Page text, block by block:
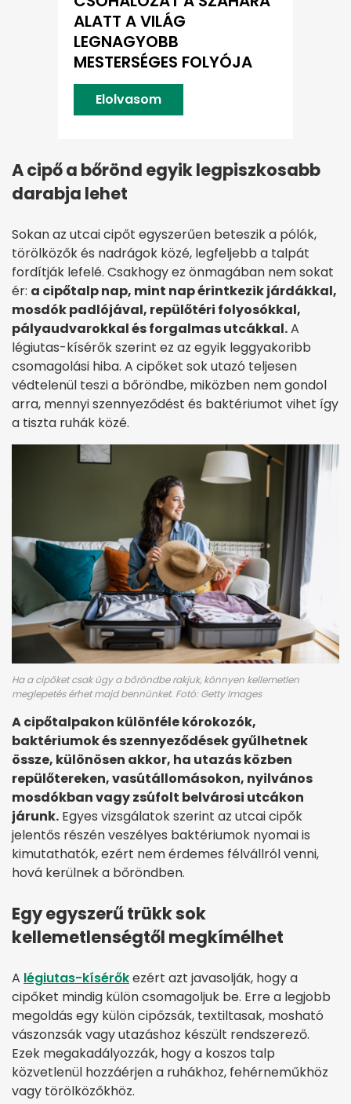
ALATT A VILÁG
LEGNAGYOBB
MESTERSÉGES FOLYÓJA
Elolvasom
A cipő a bőrönd egyik legpiszkosabb
darabja lehet
Sokan az utcai cipőt egyszerűen beteszik a pólók,
törölközők és nadrágok közé, legfeljebb a talpát
fordítják lefelé. Csakhogy ez önmagában nem sokat
ér: a cipőtalp nap, mint nap érintkezik járdákkal,
mosdók padlójával, repülőtéri folyosókkal,
pályaudvarokkal és forgalmas utcákkal.A
légiutas-kísérők szerint ez az egyik leggyakoribb
csomagolási hiba. A cipőket sok utazó teljesen
védtelenül teszi a bőröndbe, miközben nem gondol
arra, mennyi szennyeződést és baktériumot vihet így
a tiszta ruhák közé.
Ha a cipőket csak úgy a bőröndbe rakjuk, könnyen kellemetlen
meglepetés érhet majd bennünket. Fotó: Getty Images
A cipőtalpakon különféle kórokozók,
baktériumok és szennyeződések gyűlhetnek
össze, különösen akkor, ha utazás közben
repülőtereken, vasútállomásokon, nyilvános
mosdókban vagy zsúfolt belvárosi utcákon
járunk. Egyes vizsgálatok szerint az utcai cipők
jelentős részén veszélyes baktériumok nyomai is
kimutathatók, ezért nem érdemes félvállról venni,
hová kerülnek a bőröndben.
Egy egyszerű trükk sok
kellemetlenségtől megkímélhet
A légiutas-kísérőkezért azt javasolják, hogy a
cipőket mindig külön csomagoljuk be. Erre a legjobb
megoldás egy külön cipőzsák, textiltasak, mosható
vászonzsák vagy utazáshoz készült rendszerező.
Ezek megakadályozzák, hogy a koszos talp
közvetlenül hozzáérjen a ruhákhoz, fehérneműkhöz
vagy törölközőkhöz.